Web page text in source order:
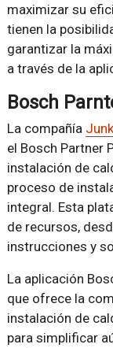
maximizar su
tienen la
garantizar la
a través de la
Bosch
La compañía
el Bosch Partner
instalación de
proceso de
integral. Esta
de recursos,
instrucciones y
La aplicación
que ofrece la
instalación de
para simplificar